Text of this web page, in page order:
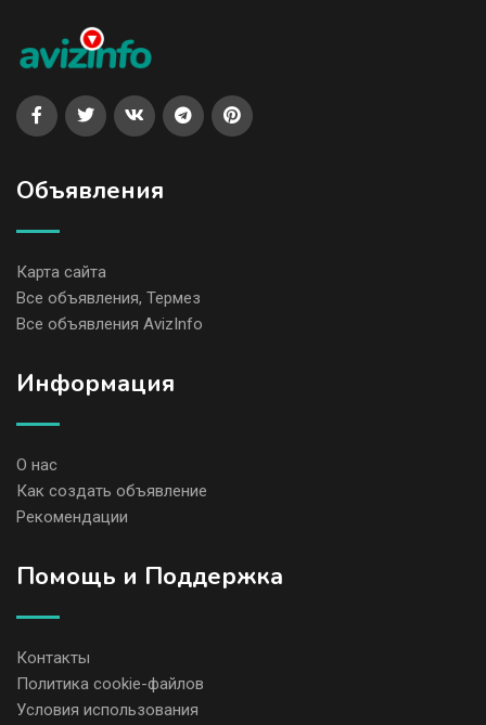
Объявления
Карта сайта
Все объявления, Термез
Все объявления AvizInfo
Информация
О нас
Как создать объявление
Рекомендации
Помощь и Поддержка
Контакты
Политика cookie-файлов
Условия использования